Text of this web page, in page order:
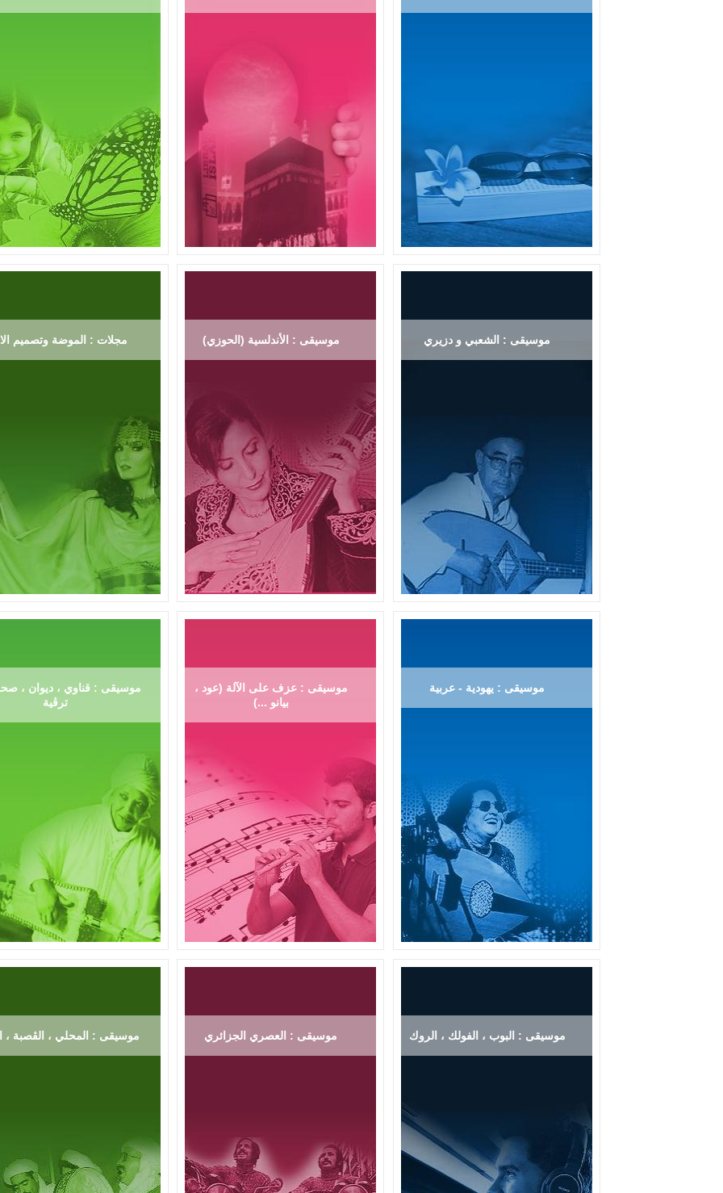
مجلات : الموضة وتصميم موسيقى : الأندلسية (الحوزي) موسيقى : الشعبي و دزيري
موسيقى : قناوي ، ديوان ،
ترڨية
موسيقى : عزف على الآلة (عود ،
بيانو ...)
موسيقى : يهودية - عربية
موسيقى : المحلي ، الڨصبة ، موسيقى : العصري الجزائري موسيقى : البوب ، الفولك ، الروك